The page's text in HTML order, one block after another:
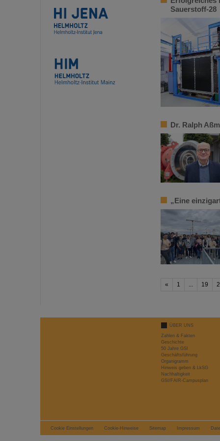
Sauerstoff-28
Dr. Ralph
„Eine
« 1 ... 19
ÜBER UNS
Zahlen & Fakten
Geschichte
50 Jahre GSI
Geschäftsführung
Organigramm
Hinweis geben & LkSG
Nachhaltigkeit
GSI/FAIR-Campusplan
Cookie Einstellungen Cookie-Hinweise Sitemap Impressum